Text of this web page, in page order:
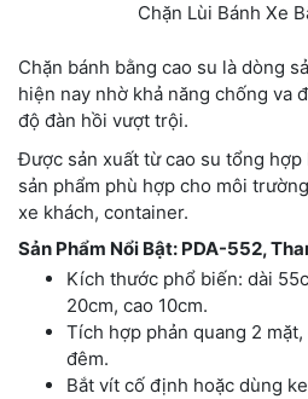
Chặn Lùi Bánh Xe
Chặn bánh bằng cao su là dòng
hiện nay nhờ khả năng chống va
độ đàn hồi vượt trội.
Được sản xuất từ cao su tổng
sản phẩm phù hợp cho môi
xe khách, container.
Sản Phẩm Nổi Bật: PDA-552,
Kích thước phổ biến: dài
20cm, cao 10cm.
Tích hợp phản quang 2
đêm.
Bắt vít cố định hoặc dùng